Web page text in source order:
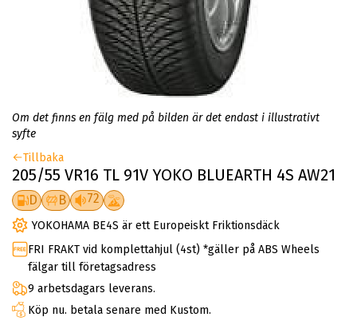
Om det finns en fälg med på bilden är det endast i illustrativt
syfte
Tillbaka
205/55 VR16 TL 91V YOKO BLUEARTH 4S AW21
D B 72
YOKOHAMA BE4S är ett Europeiskt Friktionsdäck
FRI FRAKT vid komplettahjul (4st) *gäller på ABS Wheels
fälgar till företagsadress
9 arbetsdagars leverans.
Köp nu. betala senare med Kustom.